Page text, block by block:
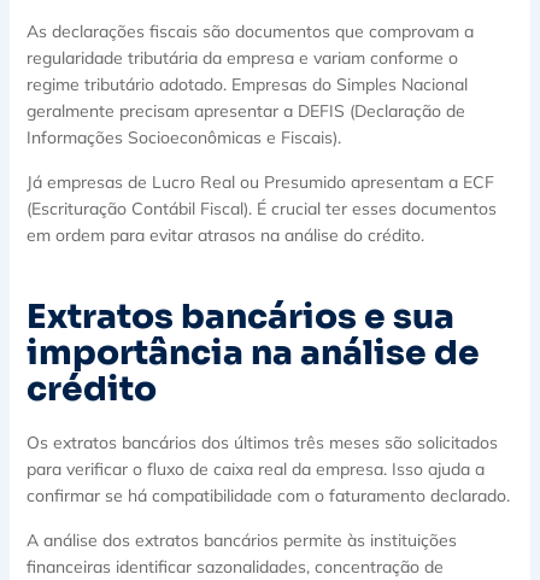
As declarações fiscais são documentos que comprovam a
regularidade tributária da empresa e variam conforme o
regime tributário adotado. Empresas do Simples Nacional
geralmente precisam apresentar a DEFIS (Declaração de
Informações Socioeconômicas e Fiscais).
Já empresas de Lucro Real ou Presumido apresentam a ECF
(Escrituração Contábil Fiscal). É crucial ter esses documentos
em ordem para evitar atrasos na análise do crédito.
Extratos bancários e sua
importância na análise de
crédito
Os extratos bancários dos últimos três meses são solicitados
para verificar o fluxo de caixa real da empresa. Isso ajuda a
confirmar se há compatibilidade com o faturamento declarado.
A análise dos extratos bancários permite às instituições
financeiras identificar sazonalidades, concentração de